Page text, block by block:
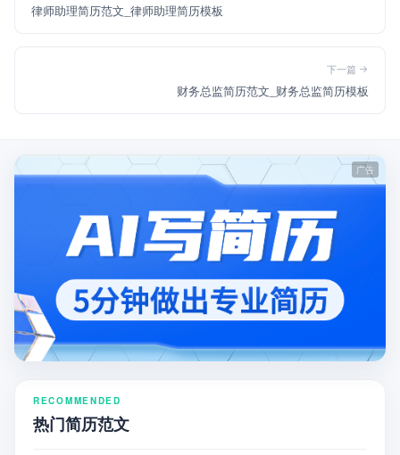
律师助理简历范文_律师助理简历模板
下一篇
财务总监简历范文_财务总监简历模板
RECOMMENDED
热门简历范文